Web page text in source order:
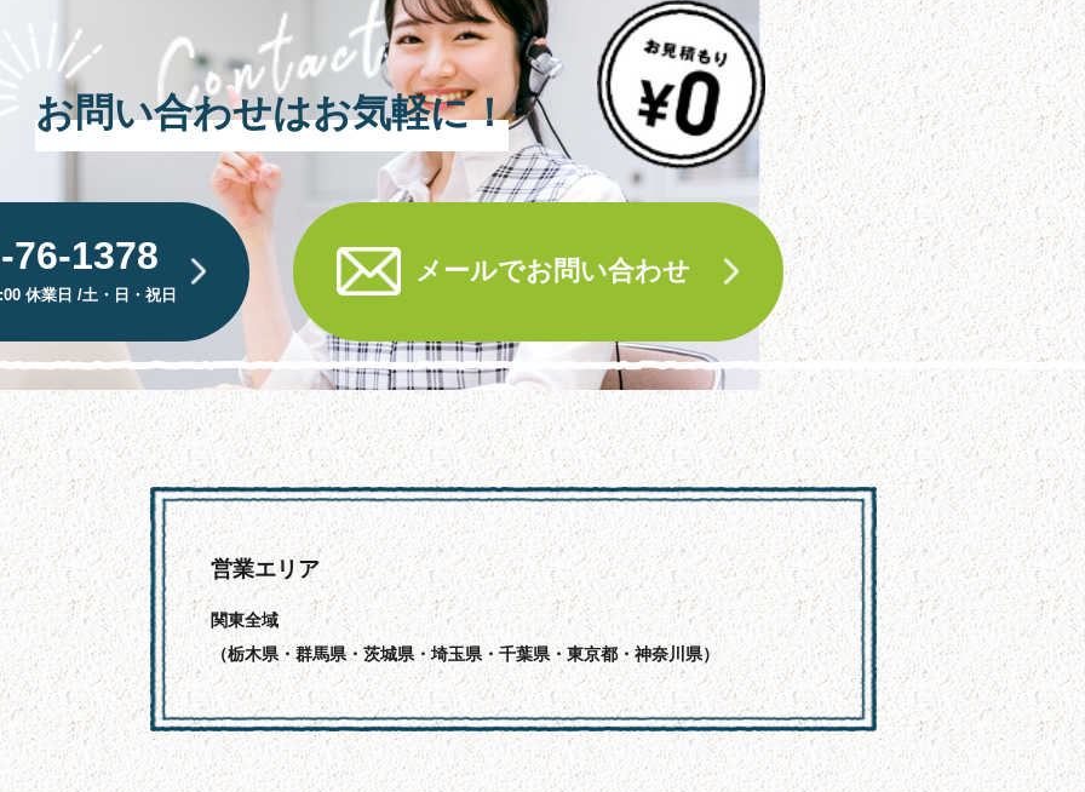
お問い合わせはお気軽に！
76-1378
休業日 /土・日・祝日
メールでお問い合わせ
営業エリア
関東全域
（栃木県・群馬県・茨城県・埼玉県・千葉県・東京都・神奈川県）